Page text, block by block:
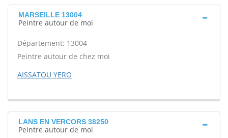
MARSEILLE 13004
Peintre autour de moi
Département: 13004
Peintre autour de chez moi
AISSATOU YERO
LANS EN VERCORS 38250
Peintre autour de moi